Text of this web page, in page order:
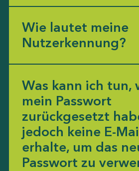
Wie lautet meine
Nutzerkennung?
Was kann ich tun,
mein Passwort
zurückgesetzt
jedoch keine E-
erhalte, um das
Passwort zu